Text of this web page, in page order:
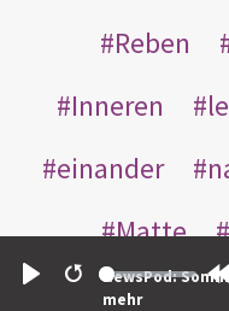
Restart
NewsPod:
mehr
Reben
Inneren
einander
Matte
Rabbuni